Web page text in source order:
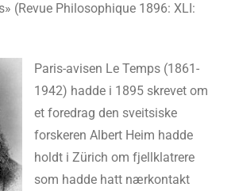
(Revue Philosophique 1896: XLI:
Paris-avisen Le Temps (1861-
1942) hadde i 1895 skrevet om
et foredrag den sveitsiske
forskeren Albert Heim hadde
holdt i Zürich om fjellklatrere
som hadde hatt nærkontakt